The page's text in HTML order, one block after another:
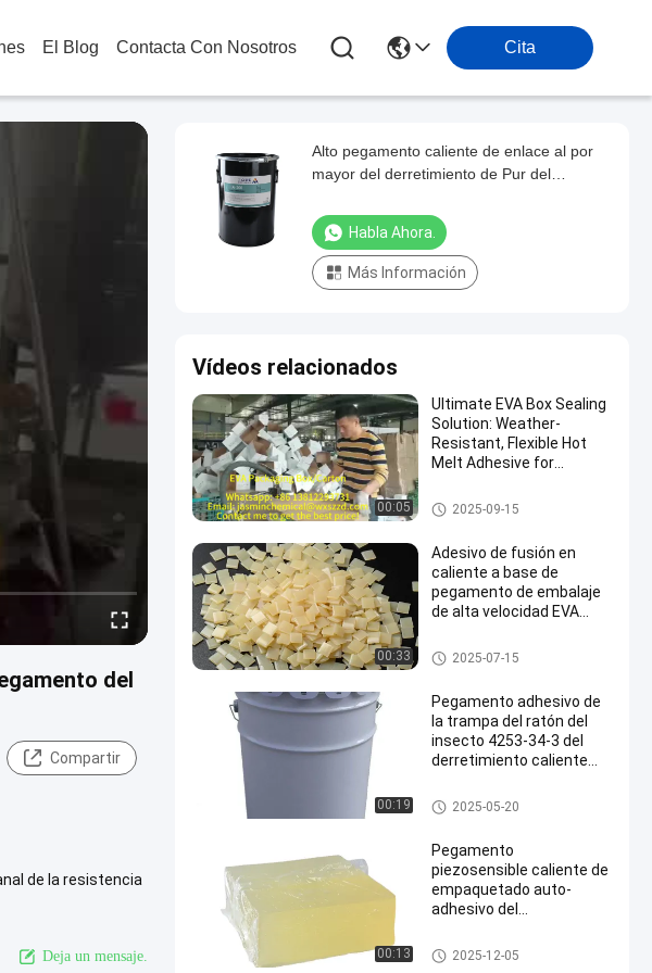
El Blog Contacta Con Nosotros Cita
del
Compartir
de la resistencia
Deja un mensaje.
Alto pegamento caliente de enlace al por
mayor del derretimiento de Pur del
resistencia térmica
Habla Ahora.
Más Información
Vídeos relacionados
00:05
Ultimate EVA Box Sealing
Solution: Weather-
Resistant, Flexible Hot
Melt Adhesive for
Reliable Product Integrity
Pegamento caliente de empaq
uetado del derretimiento
2025-09-15
00:33
Adesivo de fusión en
caliente a base de
pegamento de embalaje
de alta velocidad EVA
EVA Hot Melt Glue
2025-07-15
00:19
Pegamento adhesivo de
la trampa del ratón del
insecto 4253-34-3 del
derretimiento caliente
Pegamento caliente del derreti
miento del PSA
2025-05-20
00:13
Pegamento
piezosensible caliente de
empaquetado auto-
adhesivo del
PSA
Pegamento caliente de empaq
uetado del derretimiento
2025-12-05